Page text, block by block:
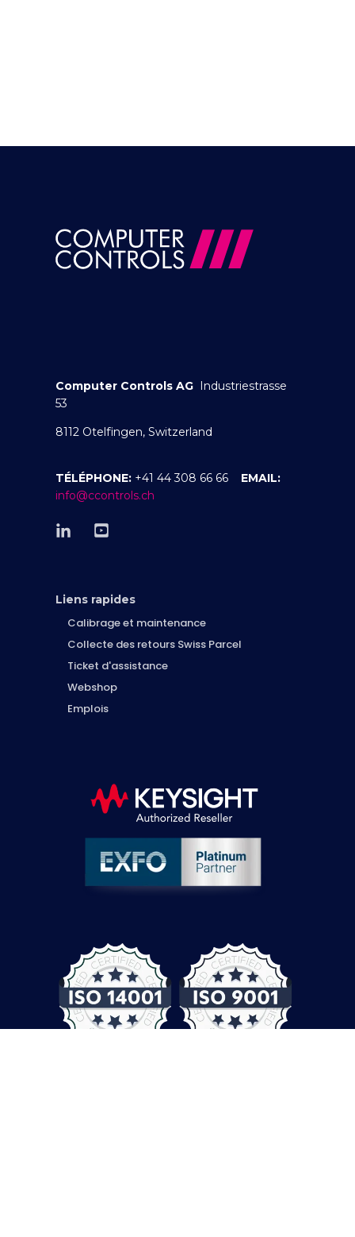
Computer Controls AG Industriestrasse
53
8112 Otelfingen, Switzerland
TÉLÉPHONE: +41 44 308 66 66 EMAIL:
info@ccontrols.ch
Liens rapides
Calibrage et maintenance
Collecte des retours Swiss Parcel
Ticket d'assistance
Webshop
Emplois